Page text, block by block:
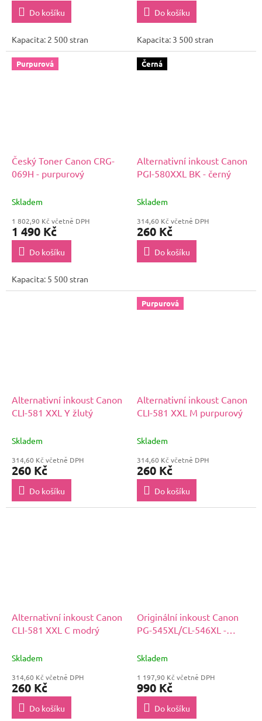
Do košíku
Kapacita: 2 500 stran
Do košíku
Kapacita: 3 500 stran
Purpurová
Český Toner Canon CRG-
069H - purpurový
Skladem
1 802,90 Kč včetně DPH
1 490 Kč
Do košíku
Kapacita: 5 500 stran
Černá
Alternativní inkoust Canon
PGI-580XXL BK - černý
Skladem
314,60 Kč včetně DPH
260 Kč
Do košíku
Alternativní inkoust Canon
CLI-581 XXL Y žlutý
Skladem
314,60 Kč včetně DPH
260 Kč
Do košíku
Purpurová
Alternativní inkoust Canon
CLI-581 XXL M purpurový
Skladem
314,60 Kč včetně DPH
260 Kč
Do košíku
Alternativní inkoust Canon
CLI-581 XXL C modrý
Skladem
314,60 Kč včetně DPH
260 Kč
Do košíku
Originální inkoust Canon
PG-545XL/CL-546XL -
Skladem
1 197,90 Kč včetně DPH
990 Kč
Do košíku